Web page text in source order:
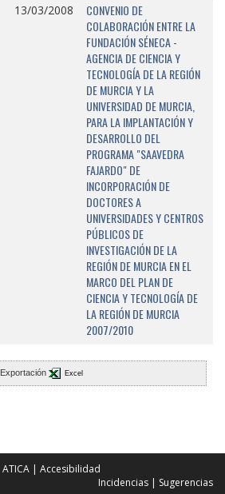
13/03/2008
CONVENIO DE
COLABORACIÓN ENTRE LA
FUNDACIÓN SÉNECA -
AGENCIA DE CIENCIA Y
TECNOLOGÍA DE LA REGIÓN
DE MURCIA Y LA
UNIVERSIDAD DE MURCIA,
PARA LA IMPLANTACIÓN Y
DESARROLLO DEL
PROGRAMA "SAAVEDRA
FAJARDO" DE
INCORPORACIÓN DE
DOCTORES A
UNIVERSIDADES Y CENTROS
PÚBLICOS DE
INVESTIGACIÓN DE LA
REGIÓN DE MURCIA EN EL
MARCO DEL PLAN DE
CIENCIA Y TECNOLOGÍA DE
LA REGIÓN DE MURCIA
2007/2010
Exportación Excel
ATICA | Accesibilidad
Incidencias | Sugerencias